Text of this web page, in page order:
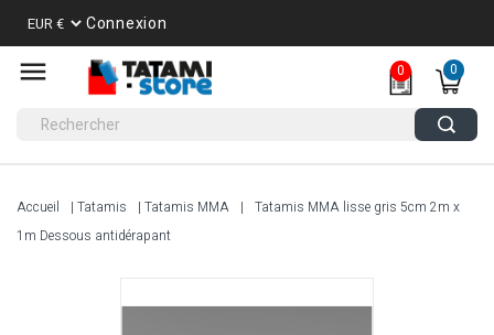
Connexion
0
0
Accueil Tatamis Tatamis MMA
Tatamis MMA lisse gris 5cm 2m x
1m Dessous antidérapant